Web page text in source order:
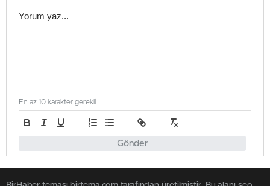
Gönder
En az 10 karakter gerekli